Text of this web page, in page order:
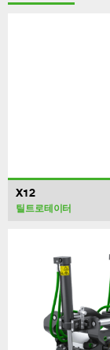
X12
틸트로테이터